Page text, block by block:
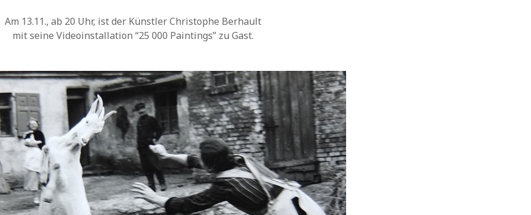
January 2018
October 2016
May 2016
February 2016
November 2015
October 2015
July 2015
Am 13.11., ab 20 Uhr, ist der Künstler Christophe Berhault
mit seine Videoinstallation “25 000 Paintings” zu Gast.